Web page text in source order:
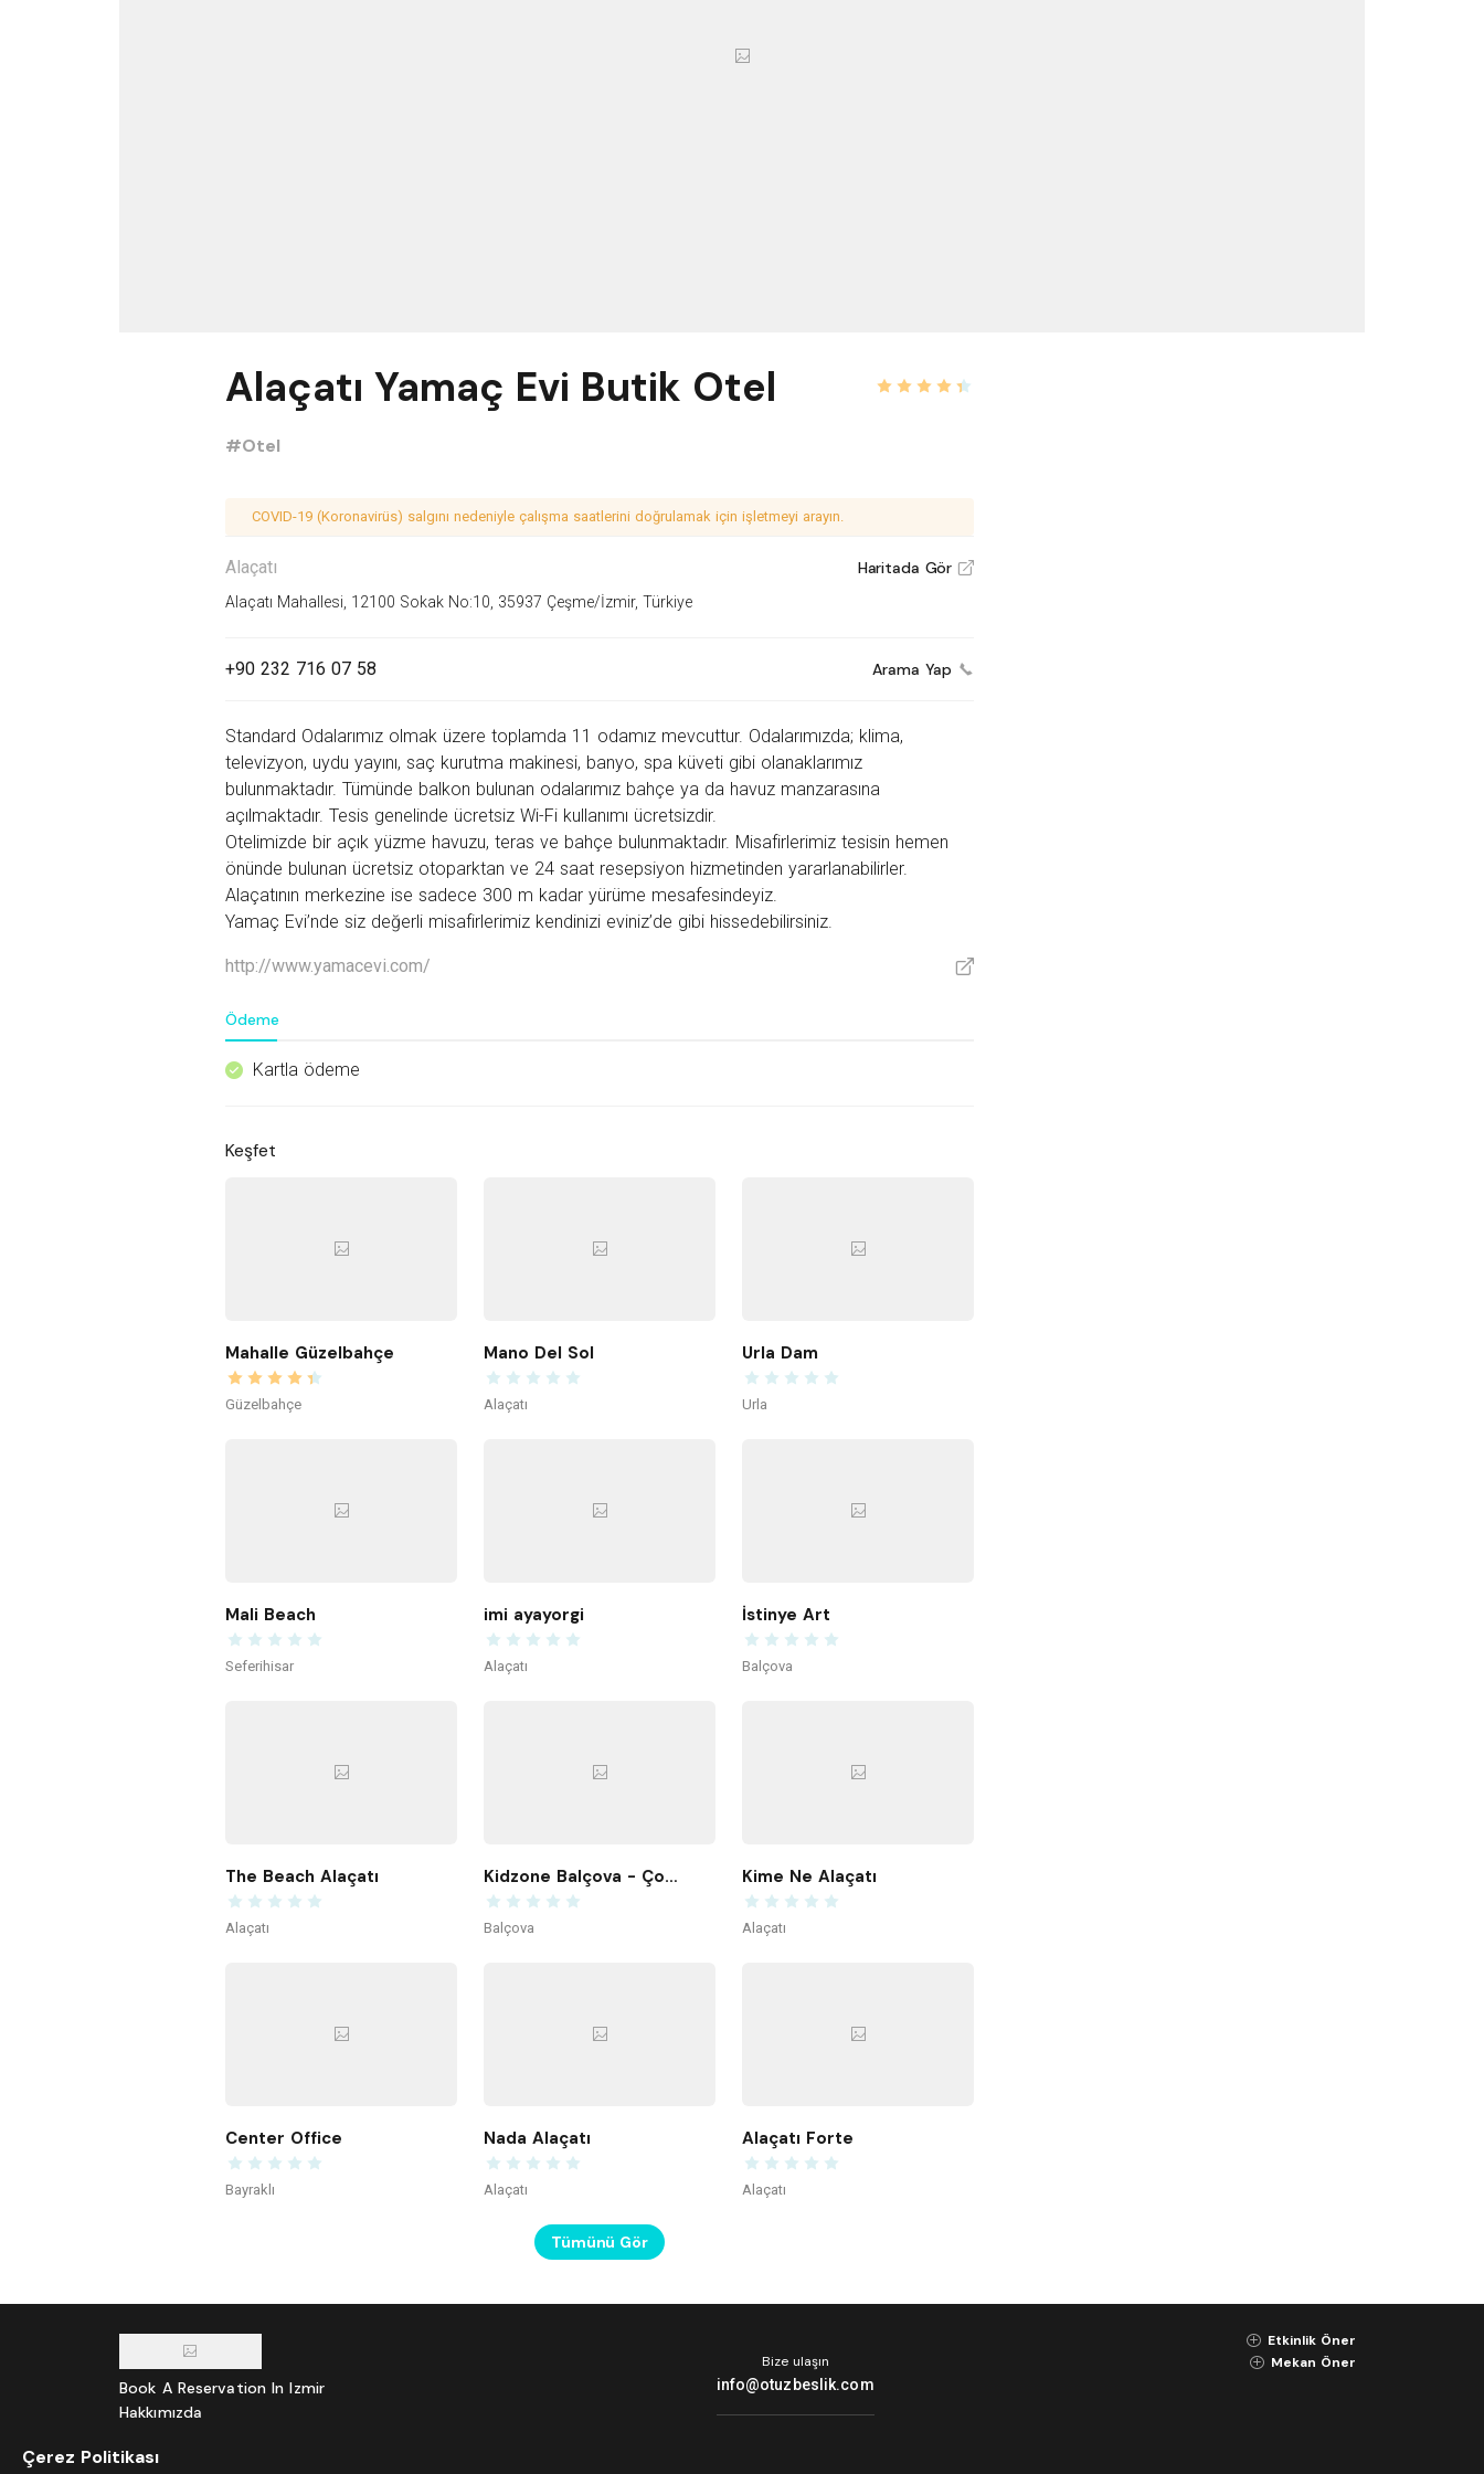
Alaçatı Yamaç Evi Butik Otel
#Otel
COVID-19 (Koronavirüs) salgını nedeniyle çalışma saatlerini doğrulamak için işletmeyi arayın.
Alaçatı Haritada Gör V
Alaçatı Mahallesi, 12100 Sokak No:10, 35937 Çeşme/İzmir, Türkiye
+90 232 716 07 58 Arama Yap
Standard Odalarımız olmak üzere toplamda 11 odamız mevcuttur. Odalarımızda; klima,
televizyon, uydu yayını, saç kurutma makinesi, banyo, spa küveti gibi olanaklarımız
bulunmaktadır. Tümünde balkon bulunan odalarımız bahçe ya da havuz manzarasına
açılmaktadır. Tesis genelinde ücretsiz Wi-Fi kullanımı ücretsizdir.
Otelimizde bir açık yüzme havuzu, teras ve bahçe bulunmaktadır. Misafirlerimiz tesisin hemen
önünde bulunan ücretsiz otoparktan ve 24 saat resepsiyon hizmetinden yararlanabilirler.
Alaçatının merkezine ise sadece 300 m kadar yürüme mesafesindeyiz.
Yamaç Evi’nde siz değerli misafirlerimiz kendinizi eviniz’de gibi hissedebilirsiniz.
http://www.yamacevi.com/ V
Ödeme
^ Kartla ödeme
Keşfet
Mahalle Güzelbahçe
Güzelbahçe
Mano Del Sol
Alaçatı
Urla Dam
Urla
Mali Beach
Seferihisar
imi ayayorgi
Alaçatı
İstinye Art
Balçova
The Beach Alaçatı
Alaçatı
Kidzone Balçova - Çocuk Gelişim ve Aktivite Merkezi
Balçova
Kime Ne Alaçatı
Alaçatı
Center Office
Bayraklı
Nada Alaçatı
Alaçatı
Alaçatı Forte
Alaçatı
Tümünü Gör
Book A Reservation In Izmir
Hakkımızda
İzmir Hava Durumu
Bize ulaşın
info@otuzbeslik.com
K Etkinlik Öner
K Mekan Öner
Çerez Politikası